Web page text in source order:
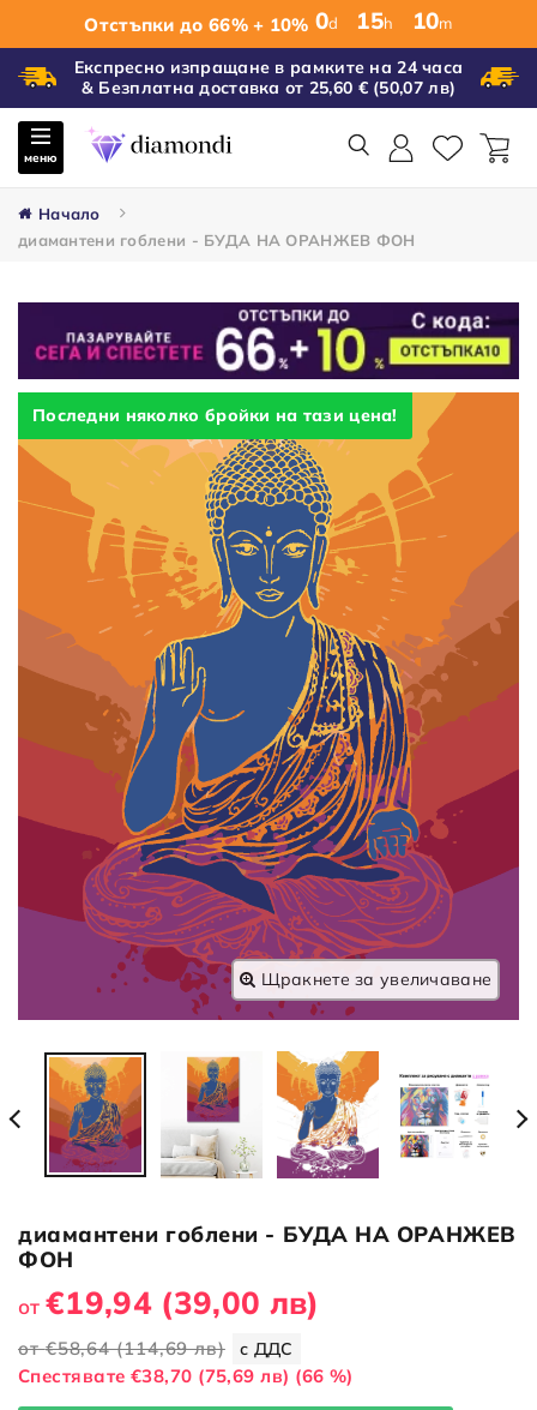
Отстъпки до 66% + 10% 0d 15h 10m
Експресно изпращане в рамките на 24 часа
& Безплатна доставка от 25,60 € (50,07 лв)
меню
Начало
диамантени гоблени - БУДА НА ОРАНЖЕВ ФОН
Последни няколко бройки на тази цена!
Щракнете за увеличаване
диамантени гоблени - БУДА НА ОРАНЖЕВ
ФОН
от €19,94 (39,00 лв)
от€58,64(114,69 лв) с ДДС
Cпестявате €38,70 (75,69 лв) (66 %)